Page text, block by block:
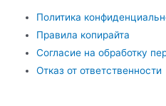
Политика
Правила копирайта
Согласие на обработку
Отказ от ответственности